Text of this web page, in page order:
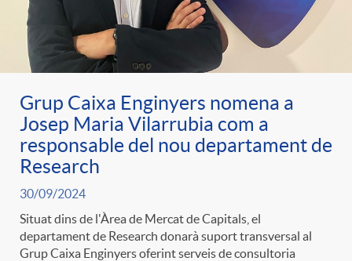
Grup Caixa Enginyers nomena a
Josep Maria Vilarrubia com a
responsable del nou departament de
Research
30/09/2024
Situat dins de l'Àrea de Mercat de Capitals, el
departament de Research donarà suport transversal al
Grup Caixa Enginyers oferint serveis de consultoria